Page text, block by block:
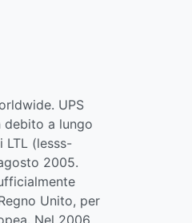
UPS
debito a lungo
(lesss-
2005.
Unito, per
Nel 2006